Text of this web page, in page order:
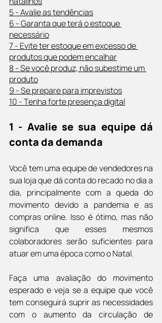
5 - Avalie as tendências
6 - Garanta que terá o estoque
necessário
7 - Evite ter estoque em excesso de
produtos que podem encalhar
8 - Se você produz, não subestime um
produto
9 - Se prepare para imprevistos
10 - Tenha forte presença digital
1 - Avalie se sua equipe dá
conta da demanda
Você tem uma equipe de vendedores na
sua loja que dá conta do recado no dia a
dia, principalmente com a queda do
movimento devido a pandemia e as
compras online. Isso é ótimo, mas não
significa que esses mesmos
colaboradores serão suficientes para
atuar em uma época como o Natal.
Faça uma avaliação do movimento
esperado e veja se a equipe que você
tem conseguirá suprir as necessidades
com o aumento da circulação de